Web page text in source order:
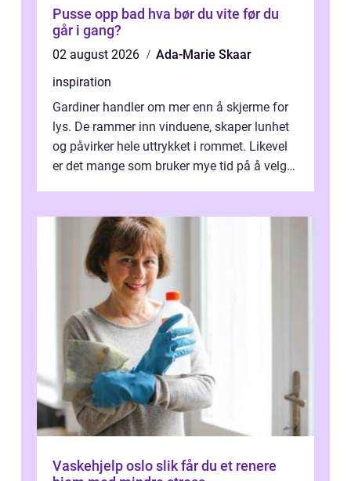
Pusse opp bad hva bør du vite før du
går i gang?
02 august 2026
Ada-Marie Skaar
inspiration
Gardiner handler om mer enn å skjerme for
lys. De rammer inn vinduene, skaper lunhet
og påvirker hele uttrykket i rommet. Likevel
er det mange som bruker mye tid på å velge
Vaskehjelp oslo slik får du et renere